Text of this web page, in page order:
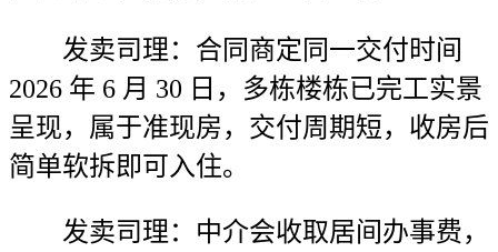
发卖司理：合同商定同一交付时间
2026 年 6 月 30 日，多栋楼栋已完工实景
呈现，属于准现房，交付周期短，收房后
简单软拆即可入住。
发卖司理：中介会收取居间办事费，